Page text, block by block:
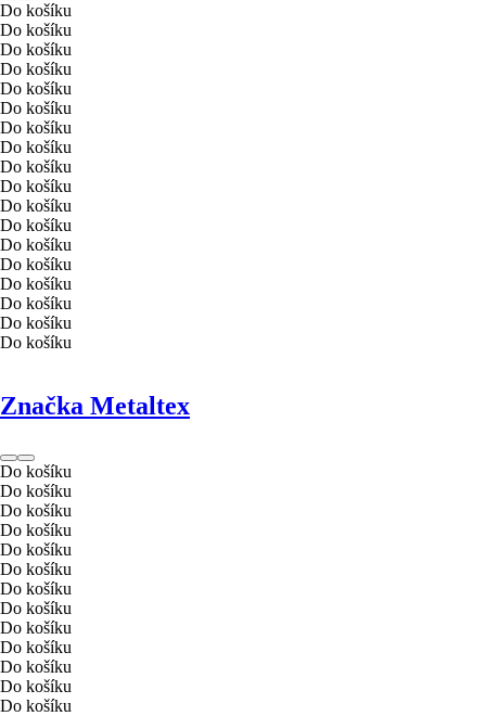
Do košíku
Do košíku
Do košíku
Do košíku
Do košíku
Do košíku
Do košíku
Do košíku
Do košíku
Do košíku
Do košíku
Do košíku
Do košíku
Do košíku
Do košíku
Do košíku
Do košíku
Do košíku
Značka Metaltex
Do košíku
Do košíku
Do košíku
Do košíku
Do košíku
Do košíku
Do košíku
Do košíku
Do košíku
Do košíku
Do košíku
Do košíku
Do košíku